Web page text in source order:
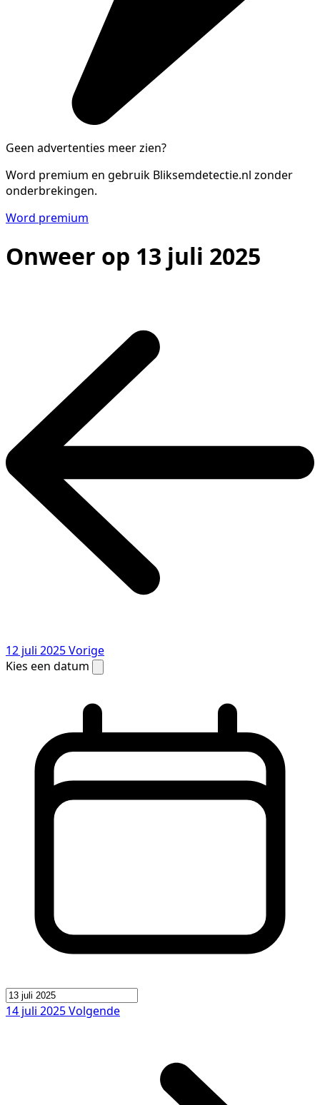
Geen advertenties meer zien?
Word premium en gebruik Bliksemdetectie.nl zonder
onderbrekingen.
Word premium
Onweer op 13 juli 2025
12 juli 2025Vorige
Kies een datum
14 juli 2025Volgende